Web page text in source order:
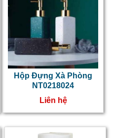
Hộp Đựng Xà Phòng
NT0218024
Liên hệ